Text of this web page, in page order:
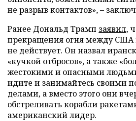
не разрыв контактов», –
Ранее Дональд Трамп заявил,
прекращения огня между
не действует. Он назвал
«кучкой отбросов», а также
жестокими и опасными
идите и занимайтесь своими
делами, а вместо этого они
обстреливать корабли
американский лидер.